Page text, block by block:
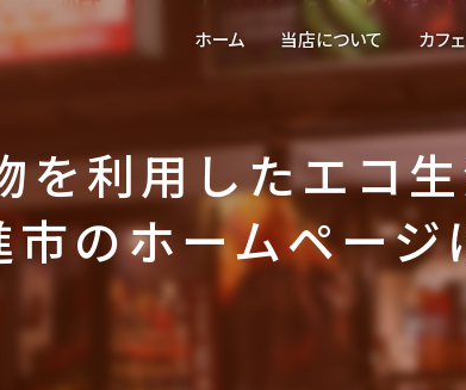
ホーム 当店について カフェ
を利用したエコ
市のホームペー